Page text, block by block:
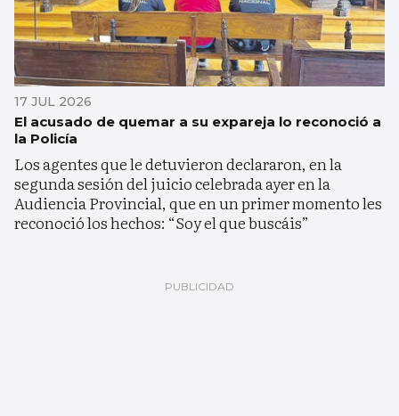
17 JUL 2026
El acusado de quemar a su expareja lo reconoció a
la Policía
Los agentes que le detuvieron declararon, en la
segunda sesión del juicio celebrada ayer en la
Audiencia Provincial, que en un primer momento les
reconoció los hechos: “Soy el que buscáis”